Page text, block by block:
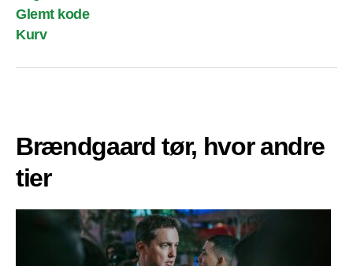
Glemt kode
Kurv
Brændgaard tør, hvor andre
tier